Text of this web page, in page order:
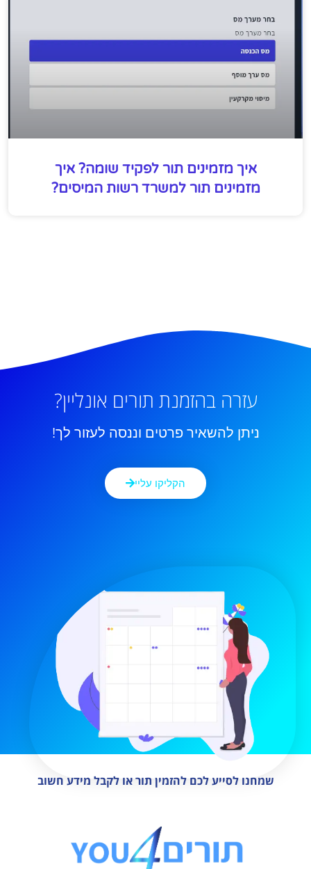
איך מזמינים תור לפקיד שומה? איך
מזמינים תור למשרד רשות המיסים?
עזרה בהזמנת תורים אונליין?
ניתן להשאיר פרטים וננסה לעזור לך!
הקליקו עליי
שמחנו לסייע לכם להזמין תור או לקבל מידע חשוב